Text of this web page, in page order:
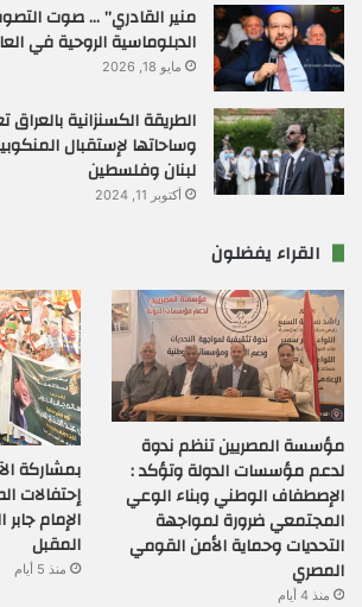
منير القادري” … صوت
الدبلوماسية الروحية في
مايو 18, 2026
الطريقة الكسنزانية
وساحاتها لإستقبال
لبنان وفلسطين
أكتوبر 11, 2024
القراء يفضلون
مؤسسة المصريين تنظم ندوة
لدعم مؤسسات الدولة وتؤكد :
الإصطفاف الوطني وبناء الوعي
المجتمعي ضرورة لمواجهة
التحديات وحماية الأمن القومي
المصري
منذ 4 أيام
بمشاركة
إحتفالات
الإمام جابر
المقبل
منذ 5 أيام